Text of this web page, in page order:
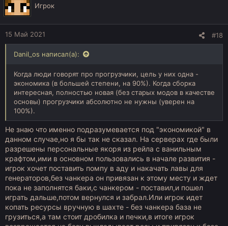
и
и
:
Игрок
15 Май 2021 #18
Danil_os написал(а):
Когда люди говорят про прогрузчики, цель у них одна -
экономика (в большей степени, на 90%). Когда сборка
интересная, полностью новая (без старых модов в качестве
основы) прогрузчики абсолютно не нужны (уверен на
100%).
Не знаю что именно подразумевается под "экономикой" в
данном случае,но я бы так не сказал. На серверах где были
разрешены персональные якоря из рейла с ванильным
крафтом,ими в основном пользовались в начале развития -
игрок хочет поставить помпу в аду и накачать лавы для
генераторов,без чанкера он привязан к этому месту и ждет
пока не заполнятся баки,с чанкером - поставил,и пошел
играть дальше,потом вернулся и забрал.Или игрок идет
копать ресурсы вручную в шахте - без чанкера база не
грузиться,а там стоит дробилка и печки,в итоге игрок